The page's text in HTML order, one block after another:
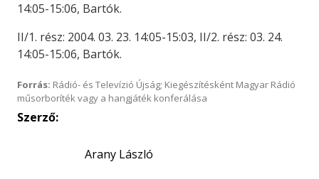
14:05-15:06, Bartók.
II/1. rész: 2004. 03. 23. 14:05-15:03, II/2. rész: 03. 24.
14:05-15:06, Bartók.
Forrás: Rádió- és Televízió Újság; Kiegészítésként Magyar Rádió
műsorboríték vagy a hangjáték konferálása
Szerző:
Arany László